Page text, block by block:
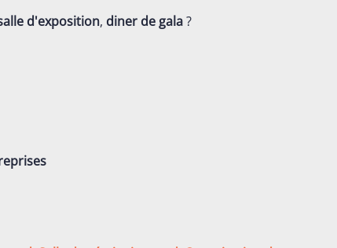
d'exposition, diner de gala?